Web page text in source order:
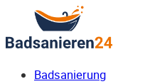
Badsanierung